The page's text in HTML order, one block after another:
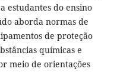
estudantes do ensino
aborda normas de
de proteção
químicas e
meio de orientações